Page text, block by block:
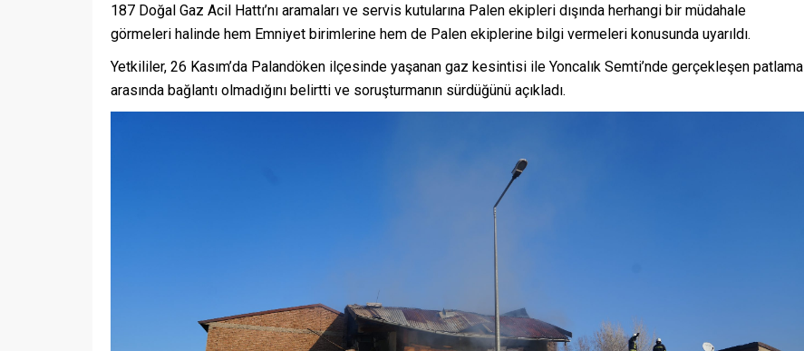
187 Doğal Gaz Acil Hattı’nı aramaları ve servis kutularına Palen ekipleri dışında herhangi bir müdahale
görmeleri halinde hem Emniyet birimlerine hem de Palen ekiplerine bilgi vermeleri konusunda uyarıldı.
Yetkililer, 26 Kasım’da Palandöken ilçesinde yaşanan gaz kesintisi ile Yoncalık Semti’nde gerçekleşen patlama
arasında bağlantı olmadığını belirtti ve soruşturmanın sürdüğünü açıkladı.